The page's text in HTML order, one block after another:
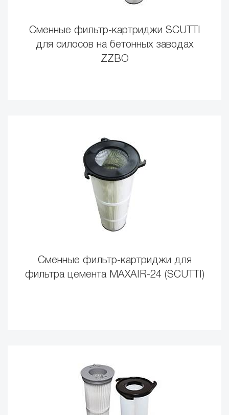
Сменные фильтр-картриджи SCUTTI
для силосов на бетонных заводах
ZZBO
Сменные фильтр-картриджи для
фильтра цемента MAXAIR-24 (SCUTTI)